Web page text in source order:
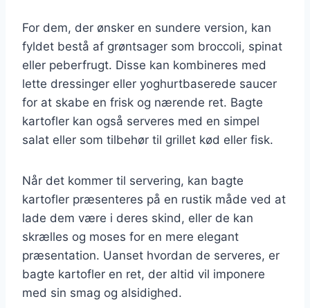
For dem, der ønsker en sundere version, kan
fyldet bestå af grøntsager som broccoli, spinat
eller peberfrugt. Disse kan kombineres med
lette dressinger eller yoghurtbaserede saucer
for at skabe en frisk og nærende ret. Bagte
kartofler kan også serveres med en simpel
salat eller som tilbehør til grillet kød eller fisk.
Når det kommer til servering, kan bagte
kartofler præsenteres på en rustik måde ved at
lade dem være i deres skind, eller de kan
skrælles og moses for en mere elegant
præsentation. Uanset hvordan de serveres, er
bagte kartofler en ret, der altid vil imponere
med sin smag og alsidighed.